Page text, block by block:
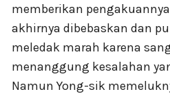
memberikan
akhirnya dibebaskan dan
meledak marah karena
menanggung kesalahan
Namun Yong-sik